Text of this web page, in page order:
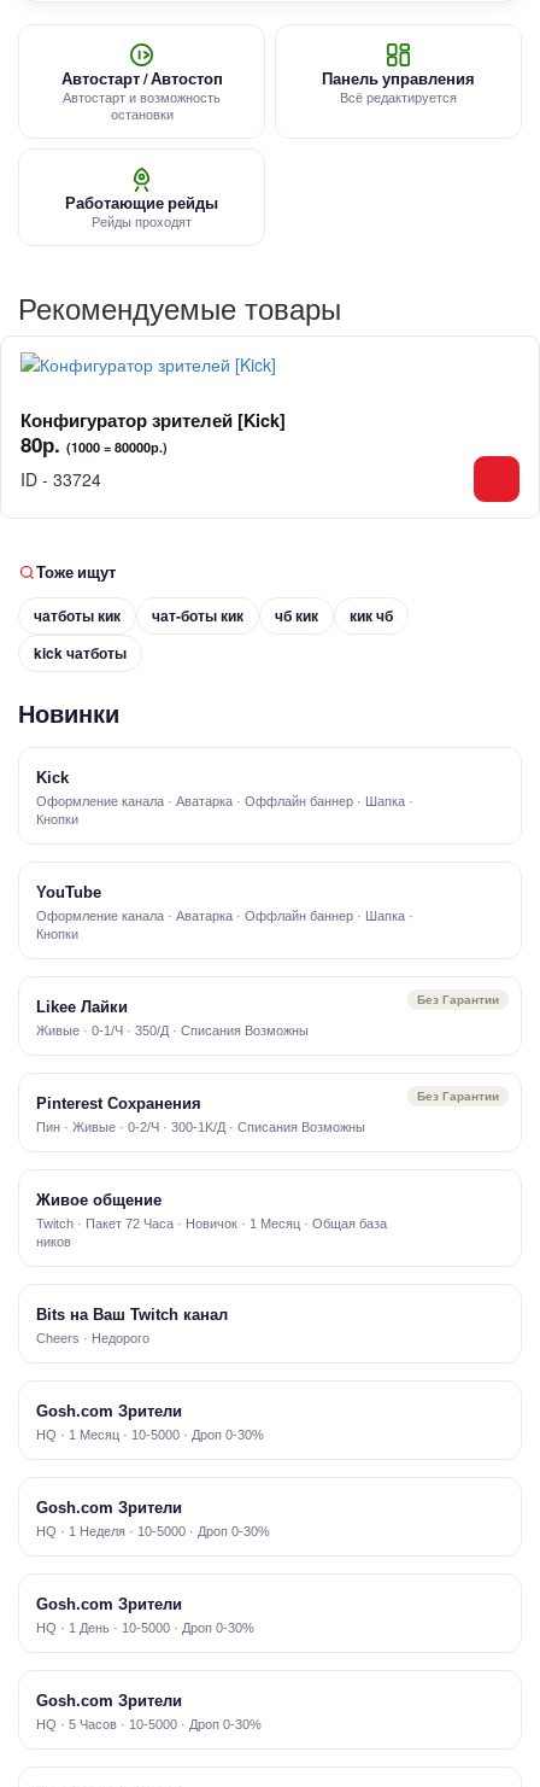
Автостарт / Автостоп
Автостарт и возможность
остановки
Панель управления
Всё редактируется
Работающие рейды
Рейды проходят
Рекомендуемые товары
Конфигуратор зрителей [Kick]
80р. (1000 = 80000р.)
ID - 33724
Тоже ищут
чатботы кик
чат-боты кик чб кик
кик чб
kick чатботы
Новинки
Kick
Оформление канала · Аватарка · Оффлайн баннер · Шапка ·
Кнопки
YouTube
Оформление канала · Аватарка · Оффлайн баннер · Шапка ·
Кнопки
Без Гарантии
Likee Лайки
Живые · 0-1/Ч · 350/Д · Списания Возможны
Без Гарантии
Pinterest Сохранения
Пин · Живые · 0-2/Ч · 300-1K/Д · Списания Возможны
Живое общение
Twitch · Пакет 72 Часа · Новичок · 1 Месяц · Общая база
ников
Bits на Ваш Twitch канал
Cheers · Недорого
Gosh.com Зрители
HQ · 1 Месяц · 10-5000 · Дроп 0-30%
Gosh.com Зрители
HQ · 1 Неделя · 10-5000 · Дроп 0-30%
Gosh.com Зрители
HQ · 1 День · 10-5000 · Дроп 0-30%
Gosh.com Зрители
HQ · 5 Часов · 10-5000 · Дроп 0-30%